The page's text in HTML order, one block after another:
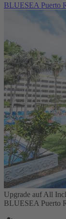
BLUESEA Puerto
Upgrade auf All
BLUESEA Puerto